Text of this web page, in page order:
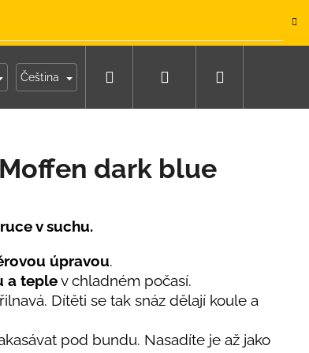
objednávka
Čeština Hledat Přihlášení
dark blue
v suchu.
úpravou.
a teplev chladném počasí.
Dítěti se tak snáz dělají koule a
pod bundu. Nasadíte je až jako